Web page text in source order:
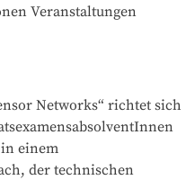
Veranstaltungen
Networks“ richtet sich
einem
der technischen